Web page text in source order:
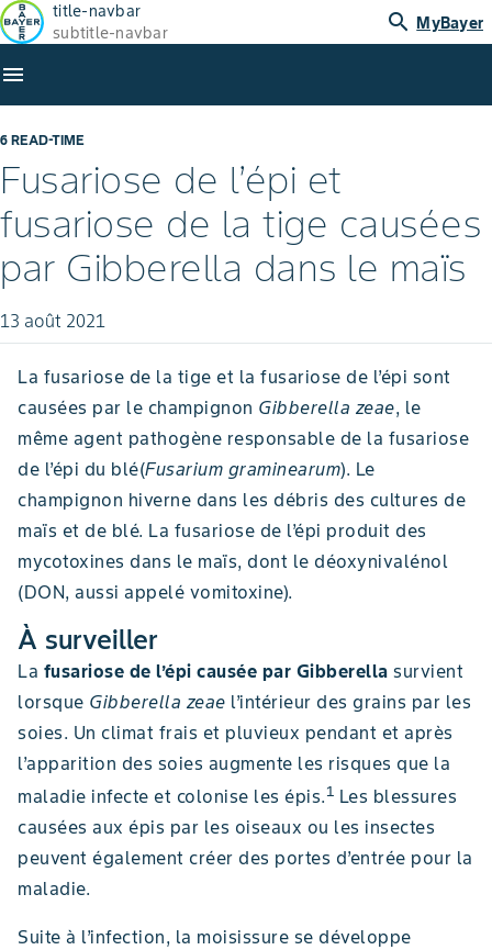
title-navbar
subtitle-navbar
search MyBayer
menu
6 READ-TIME
Fusariose de l’épi et
fusariose de la tige causées
par Gibberella dans le maïs
13 août 2021
La fusariose de la tige et la fusariose de l’épi sont
causées par le champignon Gibberella zeae, le
même agent pathogène responsable de la fusariose
de l’épi du blé(Fusarium graminearum). Le
champignon hiverne dans les débris des cultures de
maïs et de blé. La fusariose de l’épi produit des
mycotoxines dans le maïs, dont le déoxynivalénol
(DON, aussi appelé vomitoxine).
À surveiller
La fusariose de l’épi causée par Gibberella survient
lorsque Gibberella zeae l’intérieur des grains par les
soies. Un climat frais et pluvieux pendant et après
l’apparition des soies augmente les risques que la
maladie infecte et colonise les épis.1 Les blessures
causées aux épis par les oiseaux ou les insectes
peuvent également créer des portes d’entrée pour la
maladie.
Suite à l’infection, la moisissure se développe